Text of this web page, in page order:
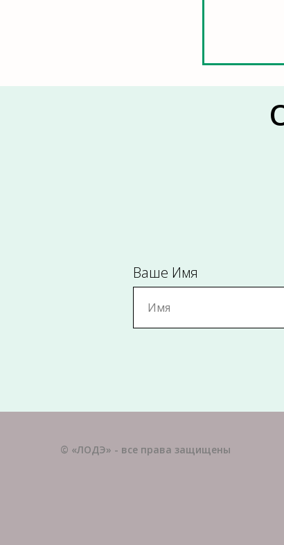
Ваше Имя
© «ЛОДЭ» - все права защищены